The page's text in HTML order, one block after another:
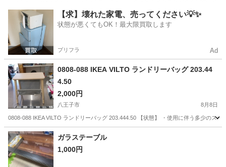
東京 新宿区 飯田橋駅 収納家具
【求】壊れた家電、売ってください💡✨
状態が悪くてもOK！最大限買取します
プリフラ Ad
0808-088 IKEA VILTO ランドリーバッグ 203.44
4.50
2,000円
八王子市 8月8日
0808-088 IKEA VILTO ランドリーバッグ 203.444.50 【状態】 ・使用に伴う多少のス
東京 八王子市 収納家具
ガラステーブル
1,000円